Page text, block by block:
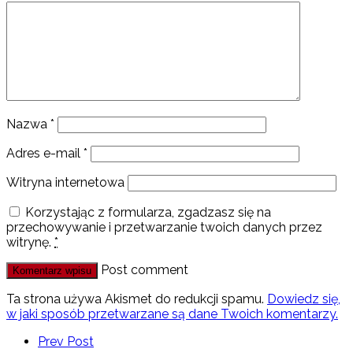
Nazwa *
Adres e-mail *
Witryna internetowa
Korzystając z formularza, zgadzasz się na
przechowywanie i przetwarzanie twoich danych przez
witrynę. *
Post comment
Ta strona używa Akismet do redukcji spamu. Dowiedz się,
w jaki sposób przetwarzane są dane Twoich komentarzy.
Prev Post